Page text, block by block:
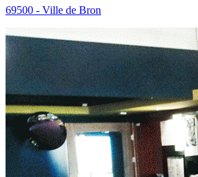
69500 - Ville de Bron